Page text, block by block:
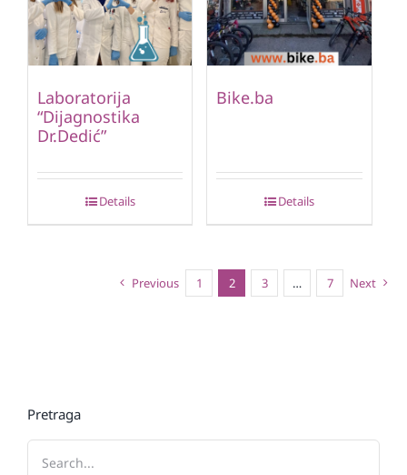
Laboratorija
“Dijagnostika
Dr.Dedić”
Details
Bike.ba
Details
Previous 1 2 3 … 7 Next
Pretraga